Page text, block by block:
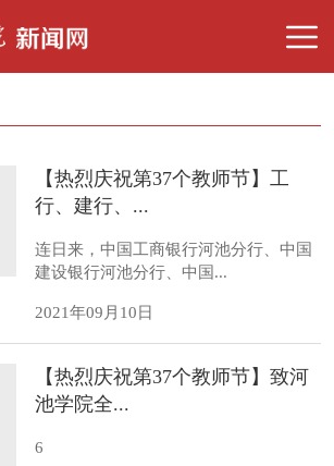
【热烈庆祝第37个教师节】工
行、建行、...
连日来，中国工商银行河池分行、中国
建设银行河池分行、中国...
2021年09月10日
【热烈庆祝第37个教师节】致河
池学院全...
6